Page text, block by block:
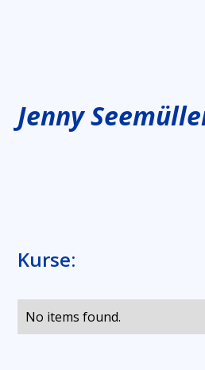
Jenny
Kurse:
No items found.